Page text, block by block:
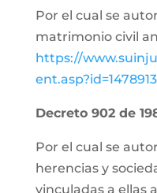
Por el cual se
matrimonio civil
https://
ent.asp?id=1478913
Decreto 902 de
Por el cual se
herencias y
vinculadas a ellas